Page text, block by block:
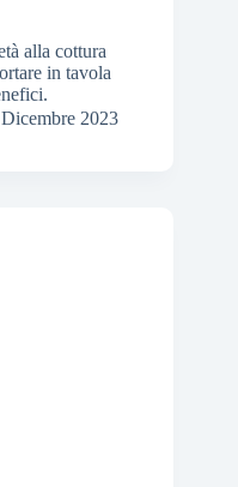
alla cottura
in tavola
2023